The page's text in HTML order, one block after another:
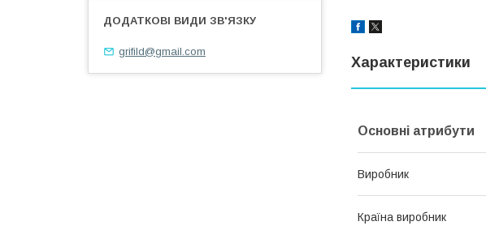
Характеристики
Основні атрибути
Виробник
Країна виробник
grifild@gmail.com